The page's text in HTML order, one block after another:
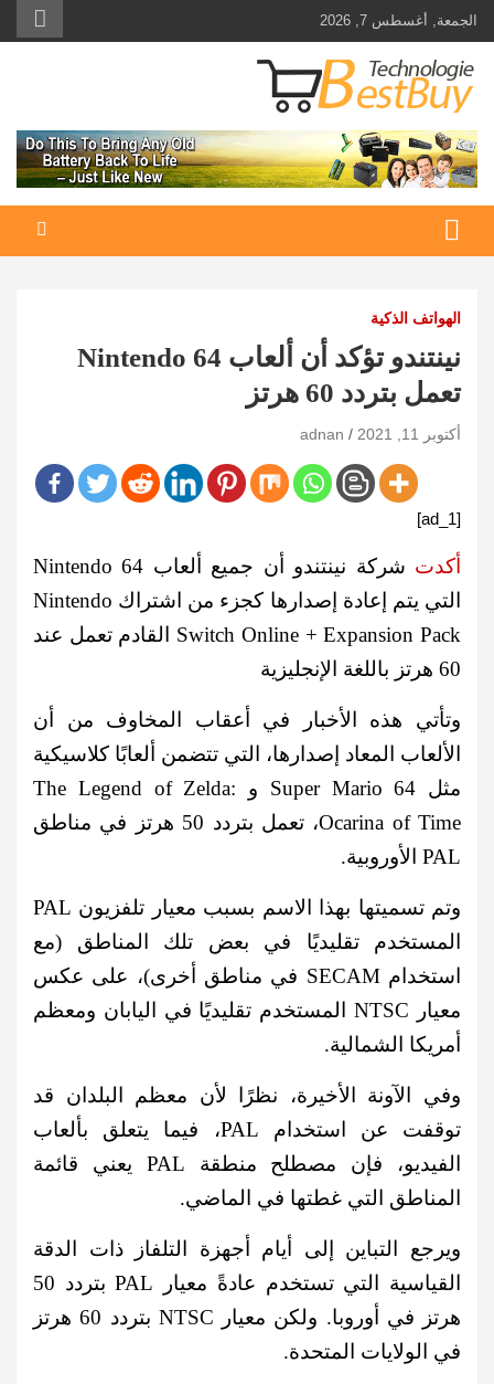
Skip
to
content
الجمعة, أغسطس 7, 2026
Best Buy Technologie
أهم مبيعات عالم التكنولوجيا
الهواتف الذكية
نينتندو تؤكد أن ألعاب Nintendo 64
تعمل بتردد 60 هرتز
أكتوبر 11, 2021 adnan
[ad_1]
أكدت
شركة نينتندو أن جميع ألعاب Nintendo 64
التي يتم إعادة إصدارها كجزء من اشتراك Nintendo
Switch Online + Expansion Pack القادم تعمل عند
60 هرتز باللغة الإنجليزية
وتأتي هذه الأخبار في أعقاب المخاوف من أن
الألعاب المعاد إصدارها، التي تتضمن ألعابًا كلاسيكية
مثل Super Mario 64 و The Legend of Zelda:
Ocarina of Time، تعمل بتردد 50 هرتز في مناطق
PAL الأوروبية.
وتم تسميتها بهذا الاسم بسبب معيار تلفزيون PAL
المستخدم تقليديًا في بعض تلك المناطق (مع
استخدام SECAM في مناطق أخرى)، على عكس
معيار NTSC المستخدم تقليديًا في اليابان ومعظم
أمريكا الشمالية.
وفي الآونة الأخيرة، نظرًا لأن معظم البلدان قد
توقفت عن استخدام PAL، فيما يتعلق بألعاب
الفيديو، فإن مصطلح منطقة PAL يعني قائمة
المناطق التي غطتها في الماضي.
ويرجع التباين إلى أيام أجهزة التلفاز ذات الدقة
القياسية التي تستخدم عادةً معيار PAL بتردد 50
هرتز في أوروبا. ولكن معيار NTSC بتردد 60 هرتز
في الولايات المتحدة.